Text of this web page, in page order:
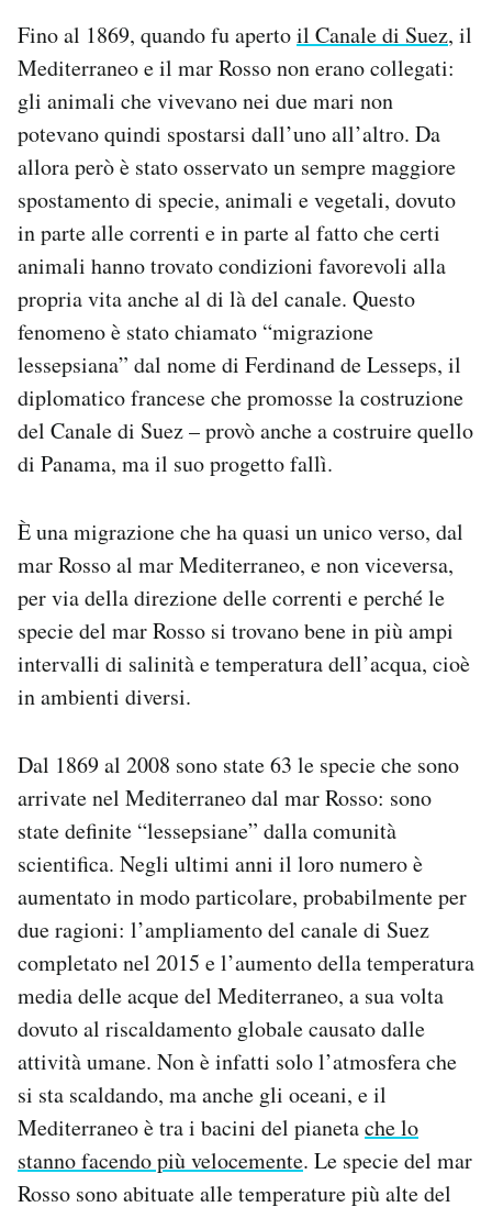
Fino al 1869, quando fu apertoil Canale di Suez, il
Mediterraneo e il mar Rosso non erano collegati:
gli animali che vivevano nei due mari non
potevano quindi spostarsi dall’uno all’altro. Da
allora però è stato osservato un sempre maggiore
spostamento di specie, animali e vegetali, dovuto
in parte alle correnti e in parte al fatto che certi
animali hanno trovato condizioni favorevoli alla
propria vita anche al di là del canale. Questo
fenomeno è stato chiamato “migrazione
lessepsiana” dal nome di Ferdinand de Lesseps, il
diplomatico francese che promosse la costruzione
del Canale di Suez – provò anche a costruire quello
di Panama, ma il suo progetto fallì.
È una migrazione che ha quasi un unico verso, dal
mar Rosso al mar Mediterraneo, e non viceversa,
per via della direzione delle correnti e perché le
specie del mar Rosso si trovano bene in più ampi
intervalli di salinità e temperatura dell’acqua, cioè
in ambienti diversi.
Dal 1869 al 2008 sono state 63 le specie che sono
arrivate nel Mediterraneo dal mar Rosso: sono
state definite “lessepsiane” dalla comunità
scientifica. Negli ultimi anni il loro numero è
aumentato in modo particolare, probabilmente per
due ragioni: l’ampliamento del canale di Suez
completato nel 2015 e l’aumento della temperatura
media delle acque del Mediterraneo, a sua volta
dovuto al riscaldamento globale causato dalle
attività umane. Non è infatti solo l’atmosfera che
si sta scaldando, ma anche gli oceani, e il
Mediterraneo è tra i bacini del pianetache lo
stanno facendo più velocemente. Le specie del mar
Rosso sono abituate alle temperature più alte del